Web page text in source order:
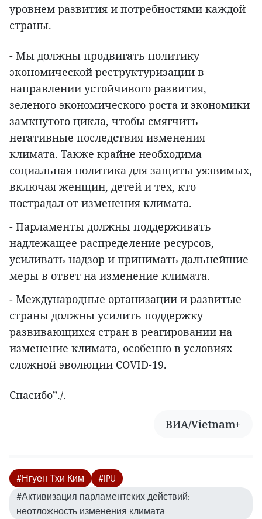
уровнем развития и потребностями каждой
страны.
- Мы должны продвигать политику
экономической реструктуризации в
направлении устойчивого развития,
зеленого экономического роста и экономики
замкнутого цикла, чтобы смягчить
негативные последствия изменения
климата. Также крайне необходима
социальная политика для защиты уязвимых,
включая женщин, детей и тех, кто
пострадал от изменения климата.
- Парламенты должны поддерживать
надлежащее распределение ресурсов,
усиливать надзор и принимать дальнейшие
меры в ответ на изменение климата.
- Международные организации и развитые
страны должны усилить поддержку
развивающихся стран в реагировании на
изменение климата, особенно в условиях
сложной эволюции COVID-19.
Спасибо”./.
ВИА/Vietnam+
#Нгуен Тхи Ким
#IPU
#Активизация парламентских действий:
неотложность изменения климата